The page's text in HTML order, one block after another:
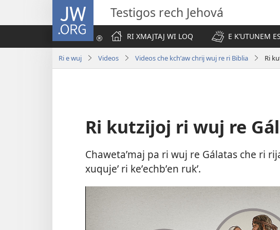
JW.ORG Testigos rech Jehová
RI XMAJTAJ WI LOQ
E KʼUTUNEM
Ri e wuj Videos Videos che kchʼaw chrij wuj re ri Biblia Ri
Ri kutzijoj ri wuj re
Chawetaʼmaj pa ri wuj re Gálatas che ri
xuqujeʼ ri keʼechbʼen rukʼ.